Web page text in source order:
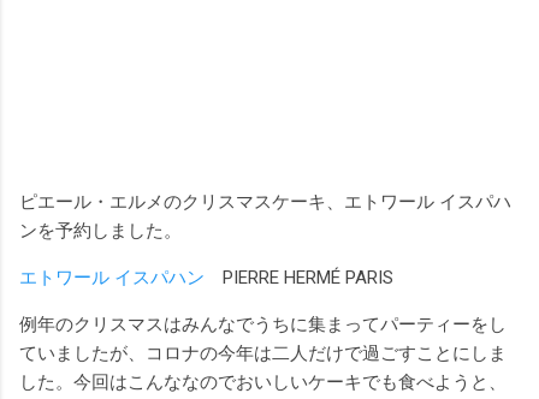
ピエール・エルメのクリスマスケーキ、エトワール イスパハ
ンを予約しました。
エトワール イスパハン PIERRE HERMÉ PARIS
例年のクリスマスはみんなでうちに集まってパーティーをし
ていましたが、コロナの今年は二人だけで過ごすことにしま
した。今回はこんななのでおいしいケーキでも食べようと、